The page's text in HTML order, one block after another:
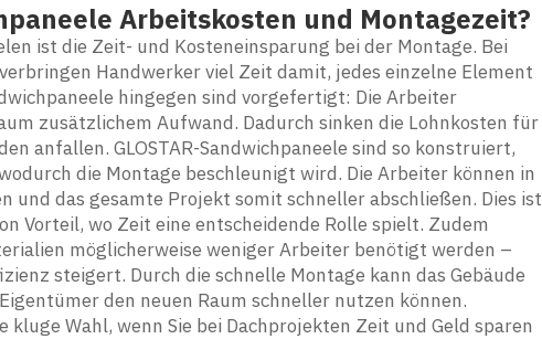
Arbeitskosten und Montagezeit?
ist die Zeit- und Kosteneinsparung bei der Montage. Bei
Handwerker viel Zeit damit, jedes einzelne Element
hingegen sind vorgefertigt: Die Arbeiter
zusätzlichem Aufwand. Dadurch sinken die Lohnkosten für
anfallen. GLOSTAR-Sandwichpaneele sind so konstruiert,
die Montage beschleunigt wird. Die Arbeiter können in
und das gesamte Projekt somit schneller abschließen. Dies ist
Vorteil, wo Zeit eine entscheidende Rolle spielt. Zudem
möglicherweise weniger Arbeiter benötigt werden –
steigert. Durch die schnelle Montage kann das Gebäude
den neuen Raum schneller nutzen können.
kluge Wahl, wenn Sie bei Dachprojekten Zeit und Geld sparen